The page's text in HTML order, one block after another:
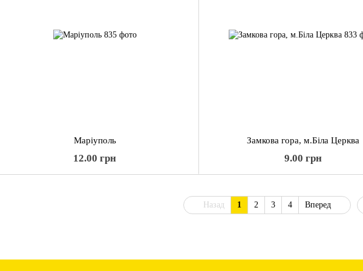
Маріуполь
12.00 грн
Замкова гора, м.Біла Церква
9.00 грн
Назад 1 2 3 4 Вперед